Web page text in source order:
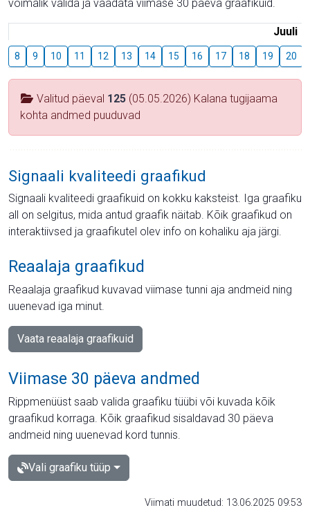
võimalik valida ja vaadata viimase 30 päeva graafikuid.
Juuli
8 9 10 11 12 13 14 15 16 17 18 19 20
Valitud päeval 125 (05.05.2026) Kalana tugijaama
kohta andmed puuduvad
Signaali kvaliteedi graafikud
Signaali kvaliteedi graafikuid on kokku kaksteist. Iga graafiku
all on selgitus, mida antud graafik näitab. Kõik graafikud on
interaktiivsed ja graafikutel olev info on kohaliku aja järgi.
Reaalaja graafikud
Reaalaja graafikud kuvavad viimase tunni aja andmeid ning
uuenevad iga minut.
Vaata reaalaja graafikuid
Viimase 30 päeva andmed
Rippmenüüst saab valida graafiku tüübi või kuvada kõik
graafikud korraga. Kõik graafikud sisaldavad 30 päeva
andmeid ning uuenevad kord tunnis.
Vali graafiku tüüp
Viimati muudetud: 13.06.2025 09:53